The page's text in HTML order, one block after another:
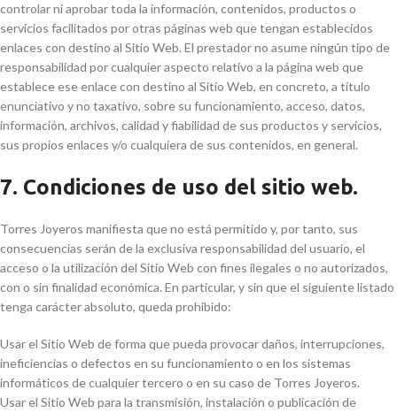
controlar ni aprobar toda la información, contenidos, productos o
servicios facilitados por otras páginas web que tengan establecidos
enlaces con destino al Sitio Web. El prestador no asume ningún tipo de
responsabilidad por cualquier aspecto relativo a la página web que
establece ese enlace con destino al Sitio Web, en concreto, a título
enunciativo y no taxativo, sobre su funcionamiento, acceso, datos,
información, archivos, calidad y fiabilidad de sus productos y servicios,
sus propios enlaces y/o cualquiera de sus contenidos, en general.
7. Condiciones de uso del sitio web.
Torres Joyeros manifiesta que no está permitido y, por tanto, sus
consecuencias serán de la exclusiva responsabilidad del usuario, el
acceso o la utilización del Sitio Web con fines ilegales o no autorizados,
con o sin finalidad económica. En particular, y sin que el siguiente listado
tenga carácter absoluto, queda prohibido:
Usar el Sitio Web de forma que pueda provocar daños, interrupciones,
ineficiencias o defectos en su funcionamiento o en los sistemas
informáticos de cualquier tercero o en su caso de Torres Joyeros.
Usar el Sitio Web para la transmisión, instalación o publicación de